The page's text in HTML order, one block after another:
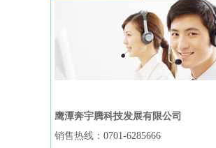
鹰潭奔宇腾科技发展有限公司
销售热线： 0701-6285666